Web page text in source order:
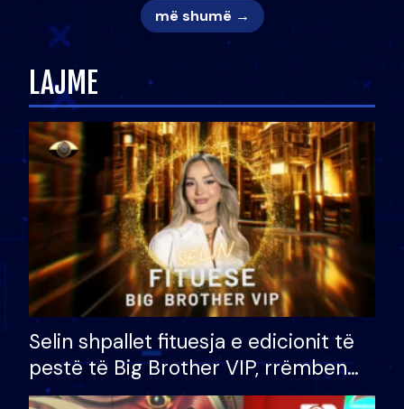
më shumë →
LAJME
Selin shpallet fituesja e edicionit të
pestë të Big Brother VIP, rrëmben
çmimin e madh prej 100 mijë eurosh